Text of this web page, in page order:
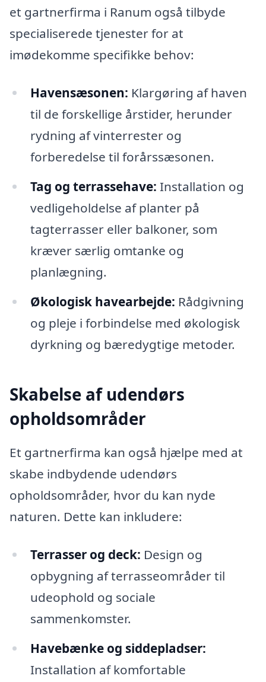
et gartnerfirma i Ranum også tilbyde
specialiserede tjenester for at
imødekomme specifikke behov:
Havensæsonen: Klargøring af haven
til de forskellige årstider, herunder
rydning af vinterrester og
forberedelse til forårssæsonen.
Tag og terrassehave: Installation og
vedligeholdelse af planter på
tagterrasser eller balkoner, som
kræver særlig omtanke og
planlægning.
Økologisk havearbejde: Rådgivning
og pleje i forbindelse med økologisk
dyrkning og bæredygtige metoder.
Skabelse af udendørs
opholdsområder
Et gartnerfirma kan også hjælpe med at
skabe indbydende udendørs
opholdsområder, hvor du kan nyde
naturen. Dette kan inkludere:
Terrasser og deck: Design og
opbygning af terrasseområder til
udeophold og sociale
sammenkomster.
Havebænke og siddepladser:
Installation af komfortable